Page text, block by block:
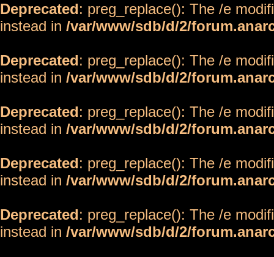
Deprecated: preg_replace(): The /e
instead in /var/www/sdb/d/2/
Deprecated: preg_replace(): The /e
instead in /var/www/sdb/d/2/
Deprecated: preg_replace(): The /e
instead in /var/www/sdb/d/2/
Deprecated: preg_replace(): The /e
instead in /var/www/sdb/d/2/
Deprecated: preg_replace(): The /e
instead in /var/www/sdb/d/2/